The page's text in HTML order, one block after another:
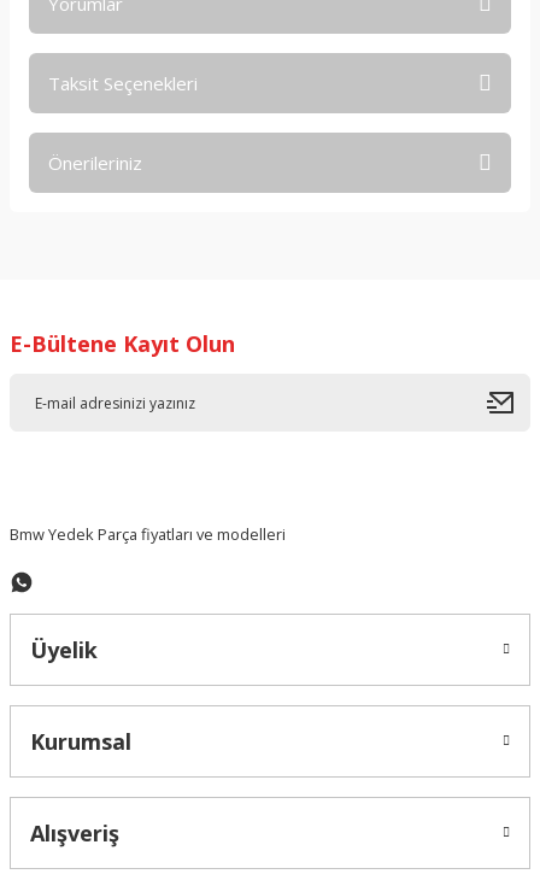
Taksit Seçenekleri
Önerileriniz
Ürün resmi kalitesiz, bozuk veya görüntülenemiyor.
E-Bültene Kayıt Olun
Bmw Yedek Parça fiyatları ve modelleri
Üyelik
Kurumsal
Alışveriş